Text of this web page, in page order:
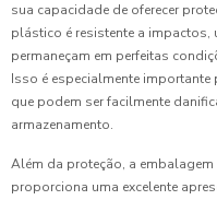
sua capacidade de oferecer
plástico é resistente a
permaneçam em perfeitas
Isso é especialmente
que podem ser facilmente
armazenamento.
Além da proteção, a
proporciona uma excelente